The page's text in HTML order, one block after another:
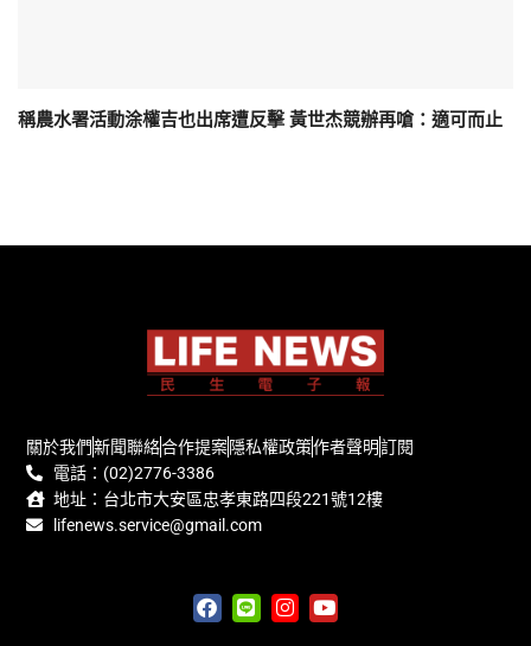
稱農水署活動涂權吉也出席遭反擊 黃世杰競辦再嗆：適可而止
關於我們新聞聯絡合作提案隱私權政策作者聲明訂閱
電話：(02)2776-3386
地址：台北市大安區忠孝東路四段221號12樓
lifenews.service@gmail.com